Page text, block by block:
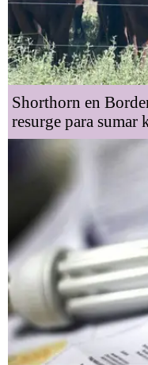
Shorthorn en
resurge para sumar